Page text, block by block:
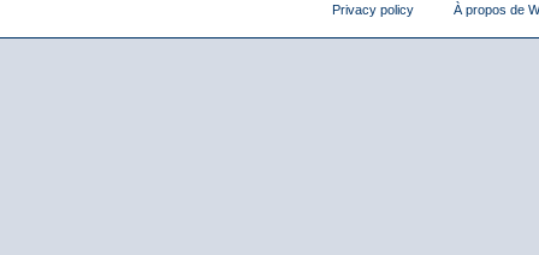
Privacy policy À propos de